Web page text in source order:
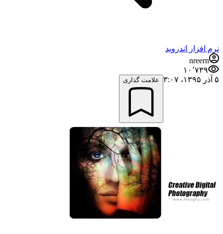
نرم افزار اندروید
nreern
۱۰٬۷۳۹
۵ آذر ۱۳۹۵،‏ ۳:۰۷
علامت گذاری